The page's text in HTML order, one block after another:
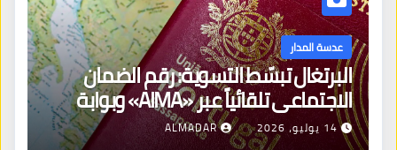
عدسة المدار
البرتغال تبسّط التسوية: رقم الضمان
الاجتماعي تلقائياً عبر «AIMA» وبوابة
جديدة لتجديد الإقامات
14 يوليو، 2026 ALMADAR